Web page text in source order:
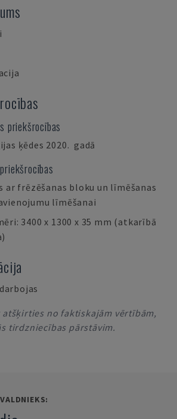
priekšrocības
ķēdes 2020. gadā
ar frēzēšanas bloku un līmēšanas
līmēšanai
3400 x 1300 x 35 mm (atkarībā
atšķirties no faktiskajām vērtībām,
tirdzniecības pārstāvim.